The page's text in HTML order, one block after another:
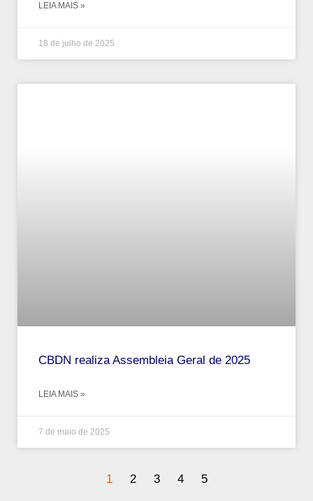
LEIA MAIS »
18 de julho de 2025
CBDN realiza Assembleia Geral de 2025
LEIA MAIS »
7 de maio de 2025
1 2 3 4 5